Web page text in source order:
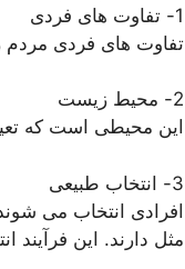
1- تفاوت های فردی
تفاوت های فردی
2- محیط زیست
این محیطی است که
3- انتخاب طبیعی
افرادی انتخاب می
مثل دارند. این فرآیند